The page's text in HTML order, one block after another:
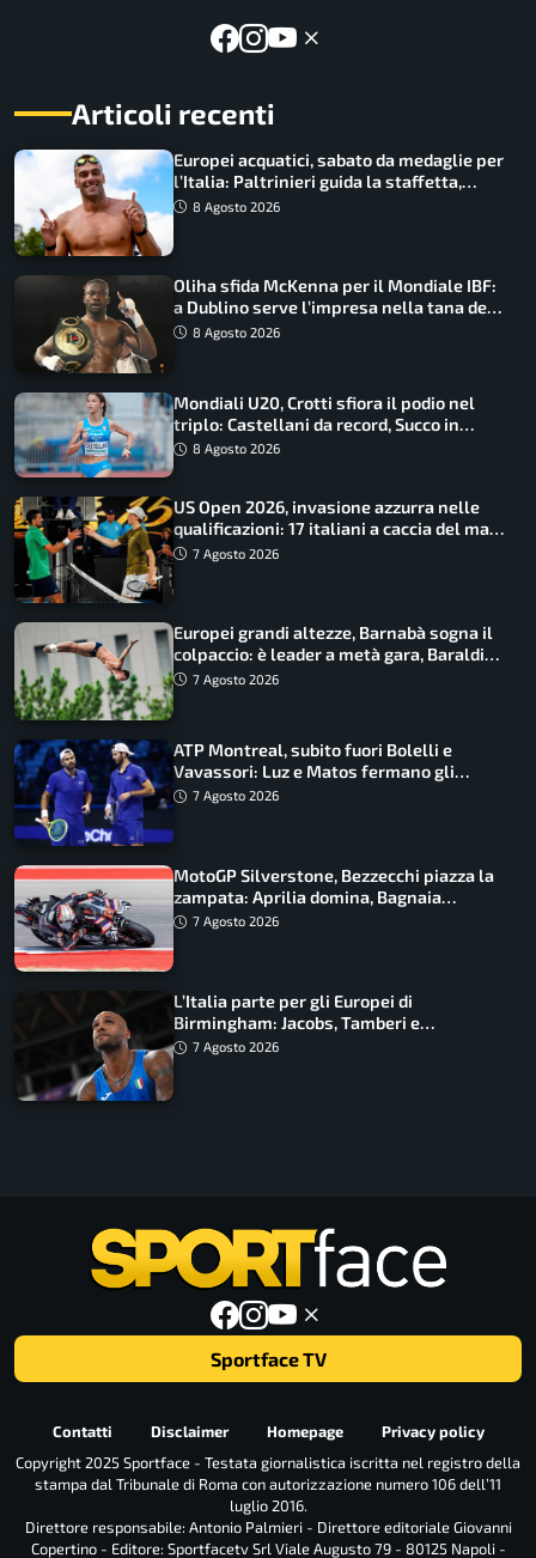
Articoli recenti
Europei acquatici, sabato da medaglie per
l’Italia: Paltrinieri guida la staffetta,
Barnabà sogna l’oro dalle grandi altezze
8 Agosto 2026
Oliha sfida McKenna per il Mondiale IBF:
a Dublino serve l’impresa nella tana del
lupo8 Agosto 2026
Mondiali U20, Crotti sfiora il podio nel
triplo: Castellani da record, Succo in
finale
8 Agosto 2026
US Open 2026, invasione azzurra nelle
qualificazioni: 17 italiani a caccia del main
draw7 Agosto 2026
Europei grandi altezze, Barnabà sogna il
colpaccio: è leader a metà gara, Baraldi
ancora in corsa
7 Agosto 2026
ATP Montreal, subito fuori Bolelli e
Vavassori: Luz e Matos fermano gli
azzurri
7 Agosto 2026
MotoGP Silverstone, Bezzecchi piazza la
zampata: Aprilia domina, Bagnaia
costretto al Q1
7 Agosto 2026
L’Italia parte per gli Europei di
Birmingham: Jacobs, Tamberi e
Battocletti guidano una spedizione
7 Agosto 2026
Sportface TV
Contatti Disclaimer Homepage
Privacy policy
Copyright 2025 Sportface - Testata giornalistica iscritta nel registro della
stampa dal Tribunale di Roma con autorizzazione numero 106 dell’11
luglio 2016.
Direttore responsabile: Antonio Palmieri - Direttore editoriale Giovanni
Copertino - Editore: Sportfacetv Srl Viale Augusto 79 - 80125 Napoli -